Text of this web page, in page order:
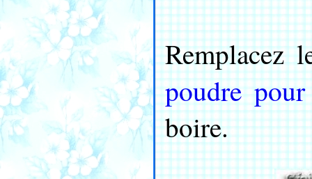
Remplacez
poudre
boire.